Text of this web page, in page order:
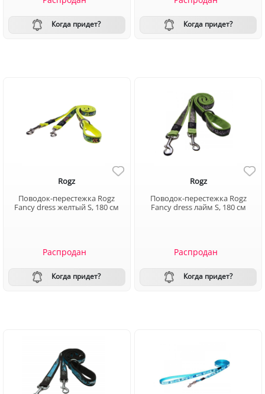
Когда придет? Когда придет?
Rogz
Поводок-перестежка Rogz
Fancy dress желтый S, 180 см
Распродан
Когда придет?
Rogz
Поводок-перестежка Rogz
Fancy dress лайм S, 180 см
Распродан
Когда придет?